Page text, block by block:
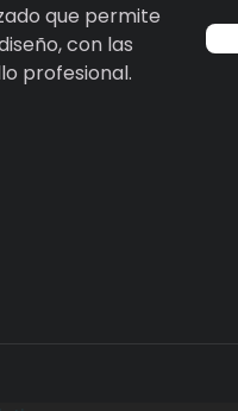
que permite
con las
profesional.